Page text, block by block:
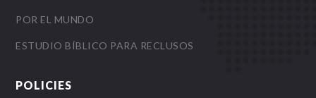
POR EL MUNDO
ESTUDIO BÍBLICO PARA RECLUSOS
POLICIES